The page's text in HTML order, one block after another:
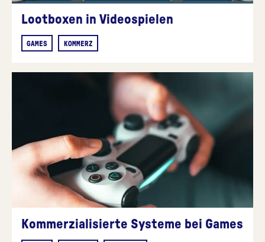
Lootboxen in Videospielen
GAMES KOMMERZ
Kommerzialisierte Systeme bei Games